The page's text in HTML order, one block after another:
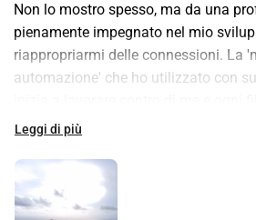
Non lo mostro spesso, ma da una
pienamente impegnato nel mio
riappropriarmi delle connessioni. La
automazione' che ho utilizzato con
dice che devo intraprendere questo
apprendimento per chiedere aiuto e
non devo fare tutto da solo. Ogni
benvenuta! (E sì, mi sento molto a
Leggi di più